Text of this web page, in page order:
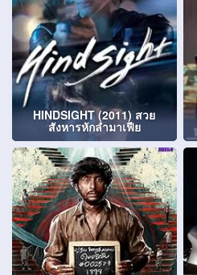
HINDSIGHT (2011) สวย
สังหารหักลำมาเฟีย